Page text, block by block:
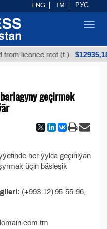
licorice root (t.) $12935,18
geçirmek
her ýylda geçirilýän
üçin bäsleşik
(+993 12) 95-55-96,
ENG TM РУС